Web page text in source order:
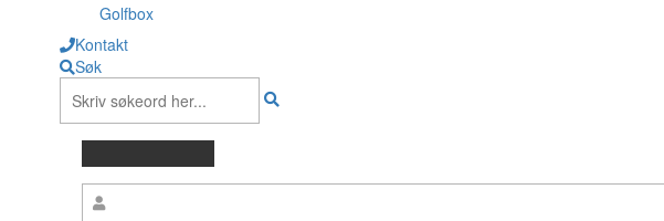
Golfbox
Kontakt
Søk